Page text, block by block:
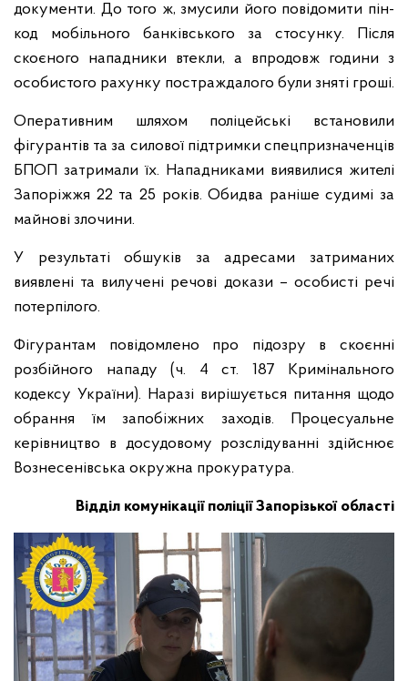
документи. До того ж, змусили його повідомити пін-
код мобільного банківського за стосунку. Після
скоєного нападники втекли, а впродовж години з
особистого рахунку постраждалого були зняті гроші.
Оперативним шляхом поліцейські встановили
фігурантів та за силової підтримки спецпризначенців
БПОП затримали їх. Нападниками виявилися жителі
Запоріжжя 22 та 25 років. Обидва раніше судимі за
майнові злочини.
У результаті обшуків за адресами затриманих
виявлені та вилучені речові докази – особисті речі
потерпілого.
Фігурантам повідомлено про підозру в скоєнні
розбійного нападу (ч. 4 ст. 187 Кримінального
кодексу України). Наразі вирішується питання щодо
обрання їм запобіжних заходів. Процесуальне
керівництво в досудовому розслідуванні здійснює
Вознесенівська окружна прокуратура.
Відділ комунікації поліції Запорізької області